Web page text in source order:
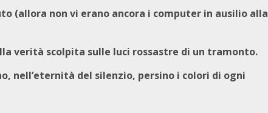
(allora non vi erano ancora i computer in ausilio alla
verità scolpita sulle luci rossastre di un tramonto.
nell’eternità del silenzio, persino i colori di ogni